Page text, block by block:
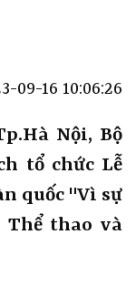
09-16 10:06:26
Nội, Bộ
tổ chức Lễ
quốc "Vì sự
Thể thao và